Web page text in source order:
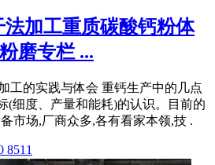
加工重质碳酸钙粉体
磨专栏 ...
工的实践与体会 重钙生产中的几点
(细度、产量和能耗)的认识。目前的
市场,厂商众多,各有看家本领,技 .
8511